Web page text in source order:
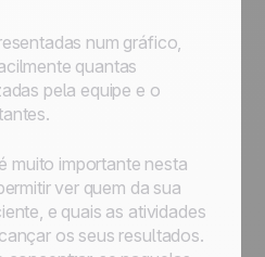
num gráfico,
quantas
pela equipe e o
muito importante nesta
ver quem da sua
e quais as atividades
os seus resultados.